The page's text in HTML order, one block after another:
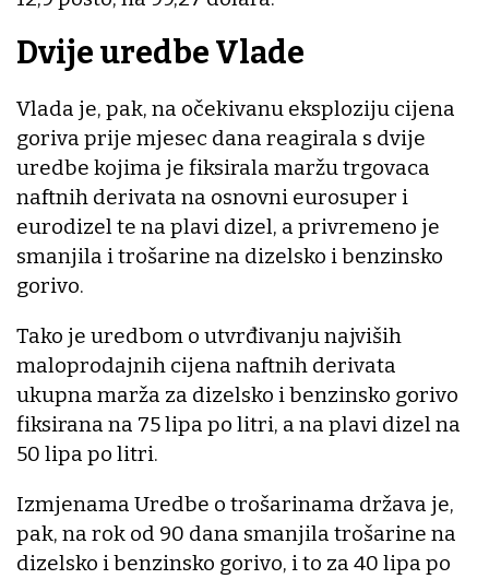
Dvije uredbe Vlade
Vlada je, pak, na očekivanu eksploziju cijena
goriva prije mjesec dana reagirala s dvije
uredbe kojima je fiksirala maržu trgovaca
naftnih derivata na osnovni eurosuper i
eurodizel te na plavi dizel, a privremeno je
smanjila i trošarine na dizelsko i benzinsko
gorivo.
Tako je uredbom o utvrđivanju najviših
maloprodajnih cijena naftnih derivata
ukupna marža za dizelsko i benzinsko gorivo
fiksirana na 75 lipa po litri, a na plavi dizel na
50 lipa po litri.
Izmjenama Uredbe o trošarinama država je,
pak, na rok od 90 dana smanjila trošarine na
dizelsko i benzinsko gorivo, i to za 40 lipa po